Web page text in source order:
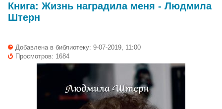
Книга: Жизнь наградила меня - Людмила
Штерн
Добавлена в библиотеку: 9-07-2019, 11:00
Просмотров: 1684